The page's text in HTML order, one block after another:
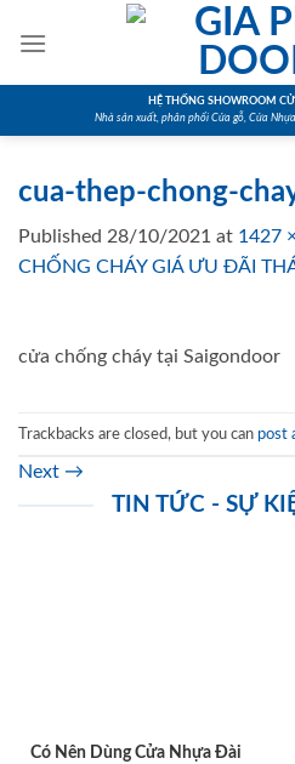
HỆ THỐNG SHOWROOM
Nhà sản xuất, phân phối Cửa gỗ, Cửa
cua-thep-chong-
Published 28/10/2021 at 1427
CHỐNG CHÁY GIÁ ƯU ĐÃI
cửa chống cháy tại Saigondoor
Trackbacks are closed, but you can post
Next →
TIN TỨC - SỰ
Có Nên Dùng Cửa Nhựa Đài